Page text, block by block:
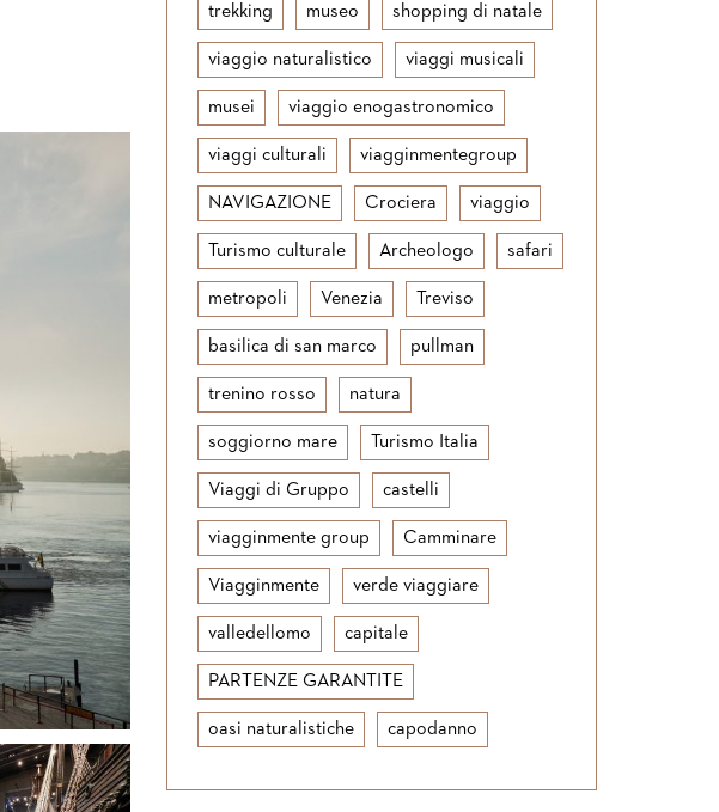
trekking museo shopping di natale
viaggio naturalistico viaggi musicali
musei viaggio enogastronomico
viaggi culturali viagginmentegroup
NAVIGAZIONE Crociera viaggio
Turismo culturale Archeologo safari
metropoli Venezia Treviso
basilica di san marco pullman
trenino rosso natura
soggiorno mare Turismo Italia
Viaggi di Gruppo castelli
viagginmente group Camminare
Viagginmente verde viaggiare
valledellomo capitale
PARTENZE GARANTITE
oasi naturalistiche capodanno